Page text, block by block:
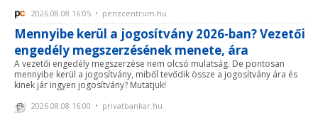
2026.08.08 16:05 • penzcentrum.hu
Mennyibe kerül a jogosítvány 2026-ban? Vezetői
engedély megszerzésének menete, ára
A vezetői engedély megszerzése nem olcsó mulatság. De pontosan
mennyibe kerül a jogosítvány, miből tevődik össze a jogosítvány ára és
kinek jár ingyen jogosítvány? Mutatjuk!
2026.08.08 16:00 • privatbankar.hu